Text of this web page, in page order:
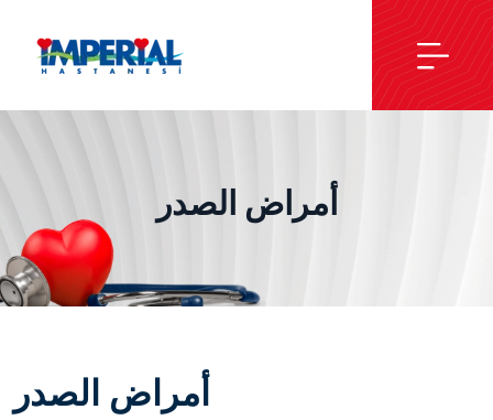
أمراض الصدر
أمراض الصدر